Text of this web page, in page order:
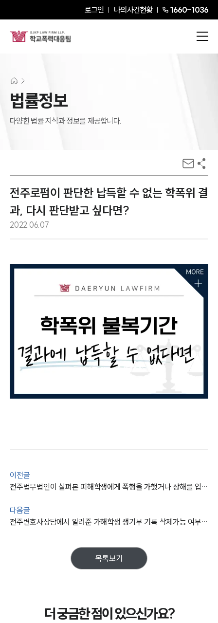
로그인 나의사건현황 1660-1036
법률정보
다양한 법률 지식과 정보를 제공합니다.
전주로펌이 판단한 납득할 수 없는 학폭위 결
과, 다시 판단받고 싶다면?
2022.06.07
이전글
전주법무법인이 살펴본 피해학생에게 폭행을 가했거나 상해를 입혔다면?
다음글
전주변호사상담에서 알려준 가해학생 생기부 기록 삭제가능 여부는?
목록보기
더 궁금한 점이 있으신가요?